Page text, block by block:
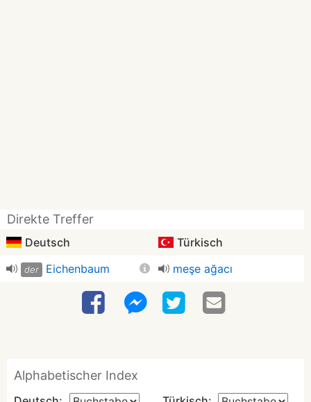
Direkte Treffer
Deutsch Türkisch
der Eichenbaum meşe ağacı
Alphabetischer Index